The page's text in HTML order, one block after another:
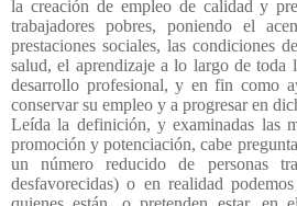
la creación de empleo de calidad y
trabajadores pobres, poniendo el
prestaciones sociales, las condiciones
salud, el aprendizaje a lo largo de toda
desarrollo profesional, y en fin como
conservar su empleo y a progresar en
Leída la definición, y examinadas las
promoción y potenciación, cabe
un número reducido de personas
desfavorecidas) o en realidad